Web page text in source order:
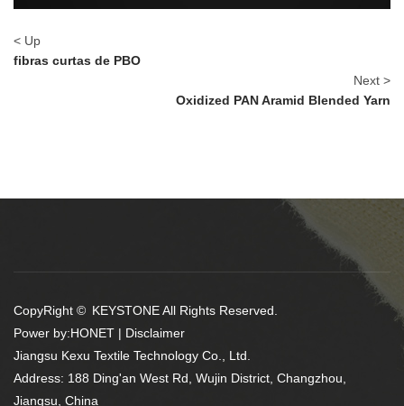
< Up
fibras curtas de PBO
Next >
Oxidized PAN Aramid Blended Yarn
CopyRight © KEYSTONE All Rights Reserved.
Power by:HONET | Disclaimer
Jiangsu Kexu Textile Technology Co., Ltd.
Address: 188 Ding'an West Rd, Wujin District, Changzhou,
Jiangsu, China